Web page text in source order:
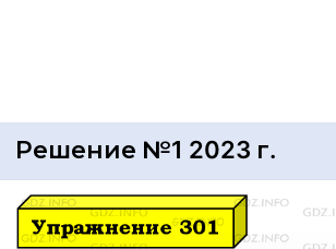
Решение №1 2023 г.